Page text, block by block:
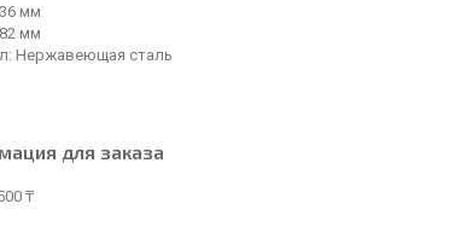
мм
мм
Нержавеющая сталь
для заказа
₸